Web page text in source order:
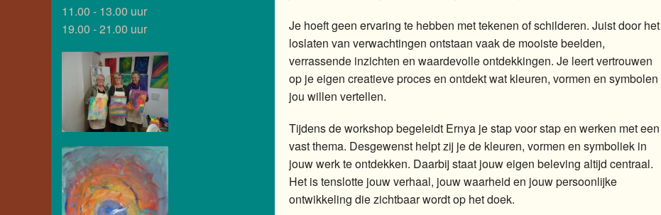
Je hoeft geen ervaring te hebben met tekenen of schilderen. Juist door het
loslaten van verwachtingen ontstaan vaak de mooiste beelden,
verrassende inzichten en waardevolle ontdekkingen. Je leert vertrouwen
op je eigen creatieve proces en ontdekt wat kleuren, vormen en symbolen
jou willen vertellen.
Tijdens de workshop begeleidt Ernya je stap voor stap en werken met een
vast thema. Desgewenst helpt zij je de kleuren, vormen en symboliek in
jouw werk te ontdekken. Daarbij staat jouw eigen beleving altijd centraal.
Het is tenslotte jouw verhaal, jouw waarheid en jouw persoonlijke
ontwikkeling die zichtbaar wordt op het doek.
11.00 - 13.00 uur
19.00 - 21.00 uur